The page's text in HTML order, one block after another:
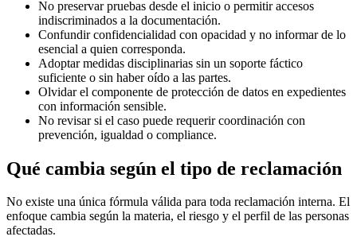
No preservar pruebas desde el inicio o permitir accesos
indiscriminados a la documentación.
Confundir confidencialidad con opacidad y no informar de lo
esencial a quien corresponda.
Adoptar medidas disciplinarias sin un soporte fáctico
suficiente o sin haber oído a las partes.
Olvidar el componente de protección de datos en expedientes
con información sensible.
No revisar si el caso puede requerir coordinación con
prevención, igualdad o compliance.
Qué cambia según el tipo de reclamación
No existe una única fórmula válida para toda reclamación interna. El
enfoque cambia según la materia, el riesgo y el perfil de las personas
afectadas.